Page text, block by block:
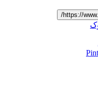
https://